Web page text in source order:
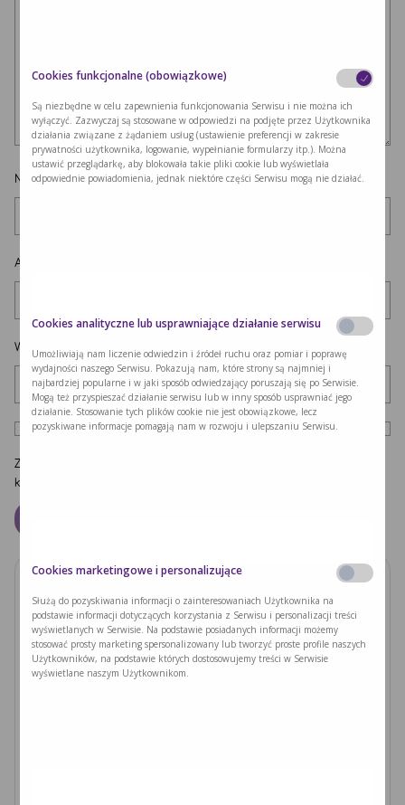
Nazwa*
Adres e-mail
Witryna internetowa
Zapamiętaj moje dane w tej przeglądarce podczas pisania kolejnych
komentarzy.
Zobacz również
PODUSZKI Z PAPIERU RYŻOWEGO Z
JACKFRUITEM I WARZYWAMI
Cookies funkcjonalne (obowiązkowe)
Są niezbędne w celu zapewnienia funkcjonowania Serwisu i nie można ich
wyłączyć. Zazwyczaj są stosowane w odpowiedzi na podjęte przez Użytkownika
działania związane z żądaniem usług (ustawienie preferencji w zakresie
prywatności użytkownika, logowanie, wypełnianie formularzy itp.). Można
ustawić przeglądarkę, aby blokowała takie pliki cookie lub wyświetlała
odpowiednie powiadomienia, jednak niektóre części Serwisu mogą nie działać.
Cookies analityczne lub usprawniające działanie serwisu
Umożliwiają nam liczenie odwiedzin i źródeł ruchu oraz pomiar i poprawę
wydajności naszego Serwisu. Pokazują nam, które strony są najmniej i
najbardziej popularne i w jaki sposób odwiedzający poruszają się po Serwisie.
Mogą też przyspieszać działanie serwisu lub w inny sposób usprawniać jego
działanie. Stosowanie tych plików cookie nie jest obowiązkowe, lecz
pozyskiwane informacje pomagają nam w rozwoju i ulepszaniu Serwisu.
Cookies marketingowe i personalizujące
Służą do pozyskiwania informacji o zainteresowaniach Użytkownika na
podstawie informacji dotyczących korzystania z Serwisu i personalizacji treści
wyświetlanych w Serwisie. Na podstawie posiadanych informacji możemy
stosować prosty marketing spersonalizowany lub tworzyć proste profile naszych
Użytkowników, na podstawie których dostosowujemy treści w Serwisie
wyświetlane naszym Użytkownikom.